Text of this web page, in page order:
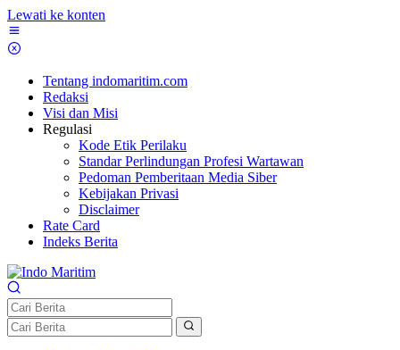
Lewati ke konten
Tentang indomaritim.com
Redaksi
Visi dan Misi
Regulasi
Kode Etik Perilaku
Standar Perlindungan Profesi Wartawan
Pedoman Pemberitaan Media Siber
Kebijakan Privasi
Disclaimer
Rate Card
Indeks Berita